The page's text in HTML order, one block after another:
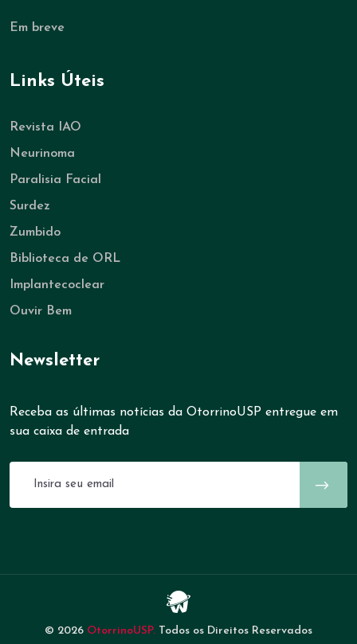
Em breve
Links Úteis
Revista IAO
Neurinoma
Paralisia Facial
Surdez
Zumbido
Biblioteca de ORL
Implantecoclear
Ouvir Bem
Newsletter
Receba as últimas notícias da OtorrinoUSP entregue em
sua caixa de entrada
© 2026 OtorrinoUSP. Todos os Direitos Reservados